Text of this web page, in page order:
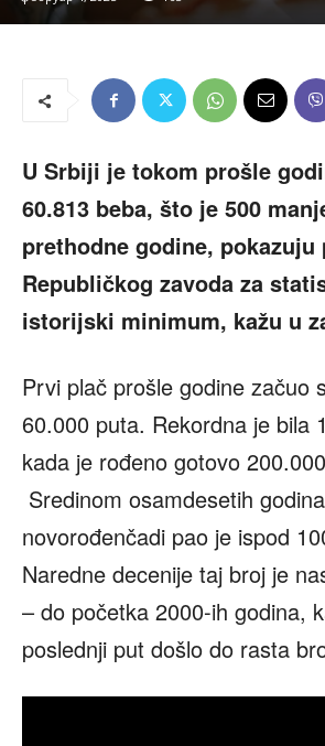
U Srbiji je tokom prošle
60.813 beba, što je 500
prethodne godine, pokazuju
Republičkog zavoda za
istorijski minimum, kažu u
Prvi plač prošle godine začuo
60.000 puta. Rekordna je bila
kada je rođeno gotovo
Sredinom osamdesetih
novorođenčadi pao je ispod
Naredne decenije taj broj je
– do početka 2000-ih godina,
poslednji put došlo do rasta